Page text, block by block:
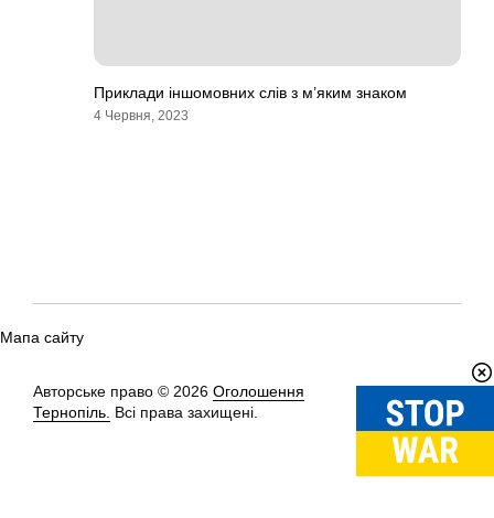
Приклади іншомовних слів з м’яким знаком
4 Червня, 2023
Мапа сайту
Авторське право © 2026 Оголошення
Тернопіль. Всі права захищені.
Вгору↑